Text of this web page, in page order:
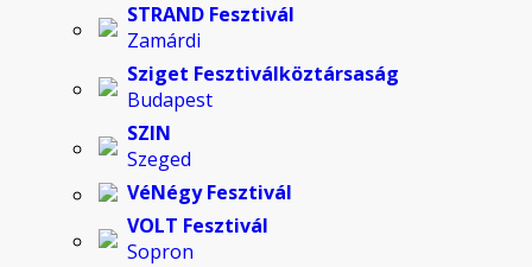
STRAND Fesztivál
Zamárdi
Sziget Fesztiválköztársaság
Budapest
SZIN
Szeged
VéNégy Fesztivál
VOLT Fesztivál
Sopron